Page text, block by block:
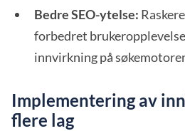
Bedre SEO-ytelse:
forbedret
innvirkning på
Implementering av
flere lag